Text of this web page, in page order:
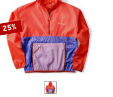
25%